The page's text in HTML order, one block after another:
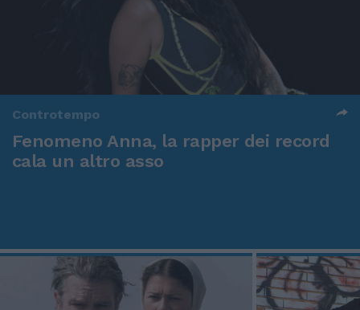
Controtempo
Fenomeno Anna, la rapper dei record
cala un altro asso